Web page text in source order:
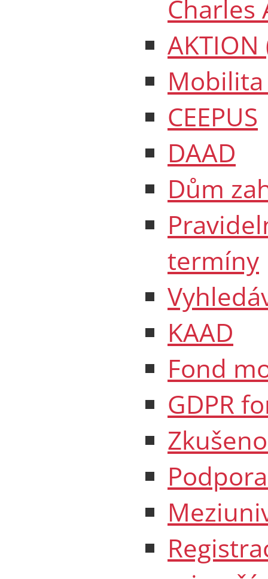
Charles
AKTION
CEEPUS
DAAD
Dům
termíny
KAAD
Fond
GDPR